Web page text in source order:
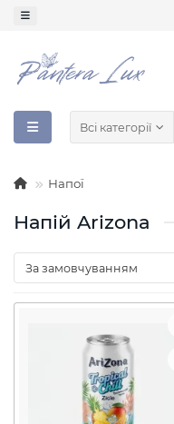
Всі категорії
Напої
Напій Arizona